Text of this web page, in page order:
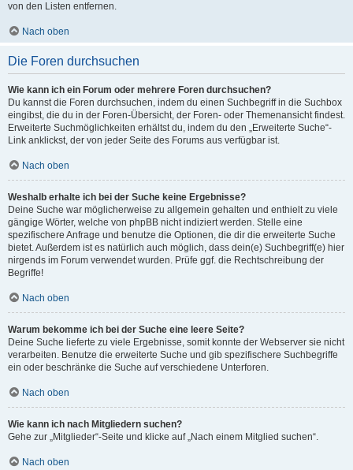
von den Listen entfernen.
Nach oben
Die Foren durchsuchen
Wie kann ich ein Forum oder mehrere Foren durchsuchen?
Du kannst die Foren durchsuchen, indem du einen Suchbegriff in die Suchbox
eingibst, die du in der Foren-Übersicht, der Foren- oder Themenansicht findest.
Erweiterte Suchmöglichkeiten erhältst du, indem du den „Erweiterte Suche“-
Link anklickst, der von jeder Seite des Forums aus verfügbar ist.
Nach oben
Weshalb erhalte ich bei der Suche keine Ergebnisse?
Deine Suche war möglicherweise zu allgemein gehalten und enthielt zu viele
gängige Wörter, welche von phpBB nicht indiziert werden. Stelle eine
spezifischere Anfrage und benutze die Optionen, die dir die erweiterte Suche
bietet. Außerdem ist es natürlich auch möglich, dass dein(e) Suchbegriff(e) hier
nirgends im Forum verwendet wurden. Prüfe ggf. die Rechtschreibung der
Begriffe!
Nach oben
Warum bekomme ich bei der Suche eine leere Seite?
Deine Suche lieferte zu viele Ergebnisse, somit konnte der Webserver sie nicht
verarbeiten. Benutze die erweiterte Suche und gib spezifischere Suchbegriffe
ein oder beschränke die Suche auf verschiedene Unterforen.
Nach oben
Wie kann ich nach Mitgliedern suchen?
Gehe zur „Mitglieder“-Seite und klicke auf „Nach einem Mitglied suchen“.
Nach oben